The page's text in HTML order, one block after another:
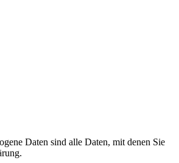
Daten sind alle Daten, mit denen Sie